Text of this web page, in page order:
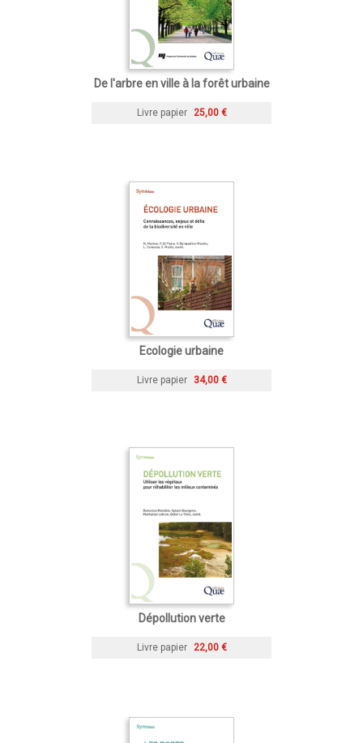
De l'arbre en ville à la forêt urbaine
Livre papier 25,00 €
Ecologie urbaine
Livre papier 34,00 €
Dépollution verte
Livre papier 22,00 €